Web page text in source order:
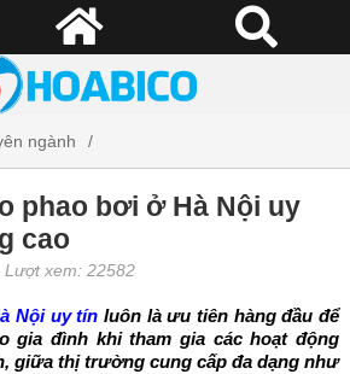
ngành
Hà Nội uy tín, chất lượng cao
phao bơi ở Hà Nội uy
cao
Lượt xem: 22582
Nội uy tín luôn là ưu tiên hàng đầu để
gia đình khi tham gia các hoạt động
giữa thị trường cung cấp đa dạng như